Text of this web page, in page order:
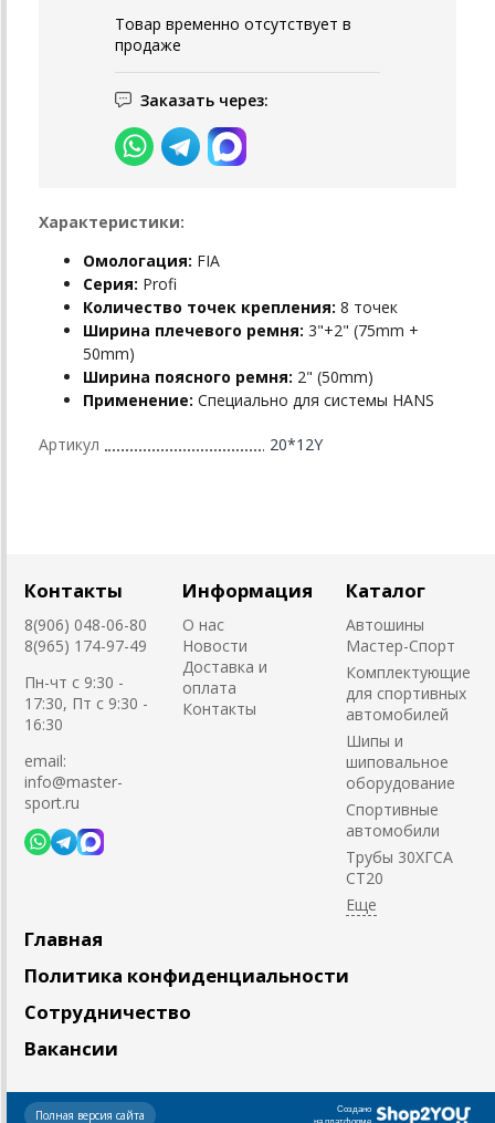
Товар временно отсутствует в
продаже
Заказать через:
Характеристики:
Омологация: FIA
Серия: Profi
Количество точек крепления: 8 точек
Ширина плечевого ремня: 3"+2" (75mm +
50mm)
Ширина поясного ремня: 2" (50mm)
Применение: Специально для системы HANS
Артикул 20*12Y
Контакты
8(906) 048-06-80
8(965) 174-97-49
Пн-чт с 9:30 -
17:30, Пт с 9:30 -
16:30
email:
info@master-
sport.ru
Информация
О нас
Новости
Доставка и
оплата
Контакты
Каталог
Автошины
Мастер-Спорт
Комплектующие
для спортивных
автомобилей
Шипы и
шиповальное
оборудование
Cпортивные
автомобили
Трубы 30ХГСА
СТ20
Главная
Политика конфиденциальности
Сотрудничество
Вакансии
Создано
Полная версия сайта